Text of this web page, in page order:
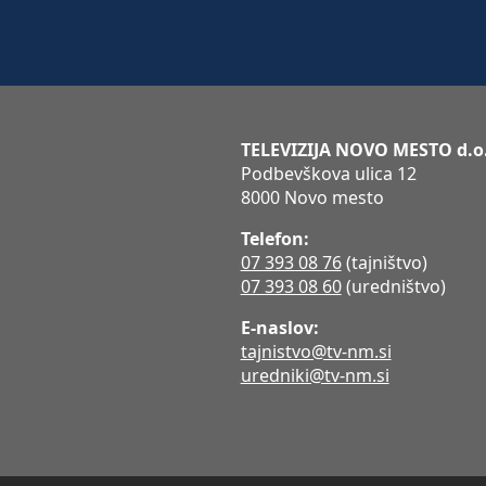
TELEVIZIJA NOVO MESTO
Podbevškova ulica 12
8000 Novo mesto
Telefon:
07 393 08 76(tajništvo)
07 393 08 60(uredništvo)
E-naslov:
tajnistvo@tv-nm.si
uredniki@tv-nm.si